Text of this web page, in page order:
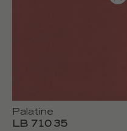
Palatine
LB 710 35